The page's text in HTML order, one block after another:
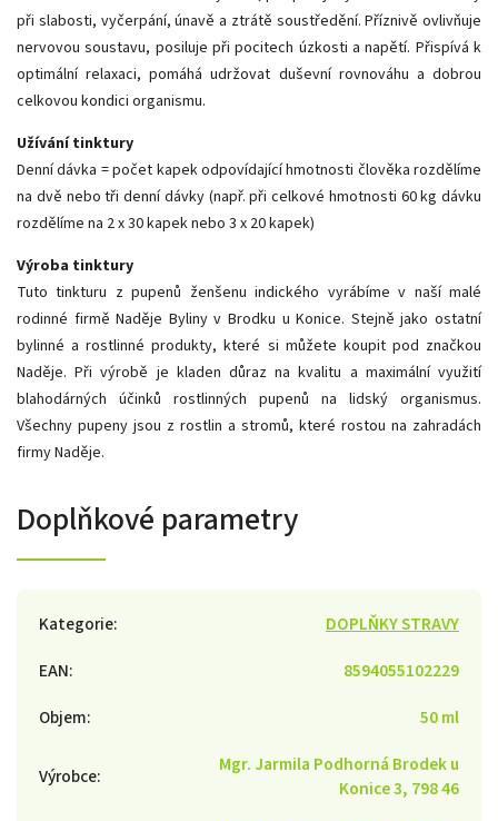
při slabosti, vyčerpání, únavě a ztrátě soustředění. Příznivě ovlivňuje
nervovou soustavu, posiluje při pocitech úzkosti a napětí. Přispívá k
optimální relaxaci, pomáhá udržovat duševní rovnováhu a dobrou
celkovou kondici organismu.
Užívání tinktury
Denní dávka = počet kapek odpovídající hmotnosti člověka rozdělíme
na dvě nebo tři denní dávky (např. při celkové hmotnosti 60 kg dávku
rozdělíme na 2 x 30 kapek nebo 3 x 20 kapek)
Výroba tinktury
Tuto tinkturu z pupenů ženšenu indického vyrábíme v naší malé
rodinné firmě Naděje Byliny v Brodku u Konice. Stejně jako ostatní
bylinné a rostlinné produkty, které si můžete koupit pod značkou
Naděje. Při výrobě je kladen důraz na kvalitu a maximální využití
blahodárných účinků rostlinných pupenů na lidský organismus.
Všechny pupeny jsou z rostlin a stromů, které rostou na zahradách
firmy Naděje.
Doplňkové parametry
Kategorie:
DOPLŇKY STRAVY
EAN:
8594055102229
Objem: 50 ml
Výrobce:
Mgr. Jarmila Podhorná Brodek u
Konice 3, 798 46